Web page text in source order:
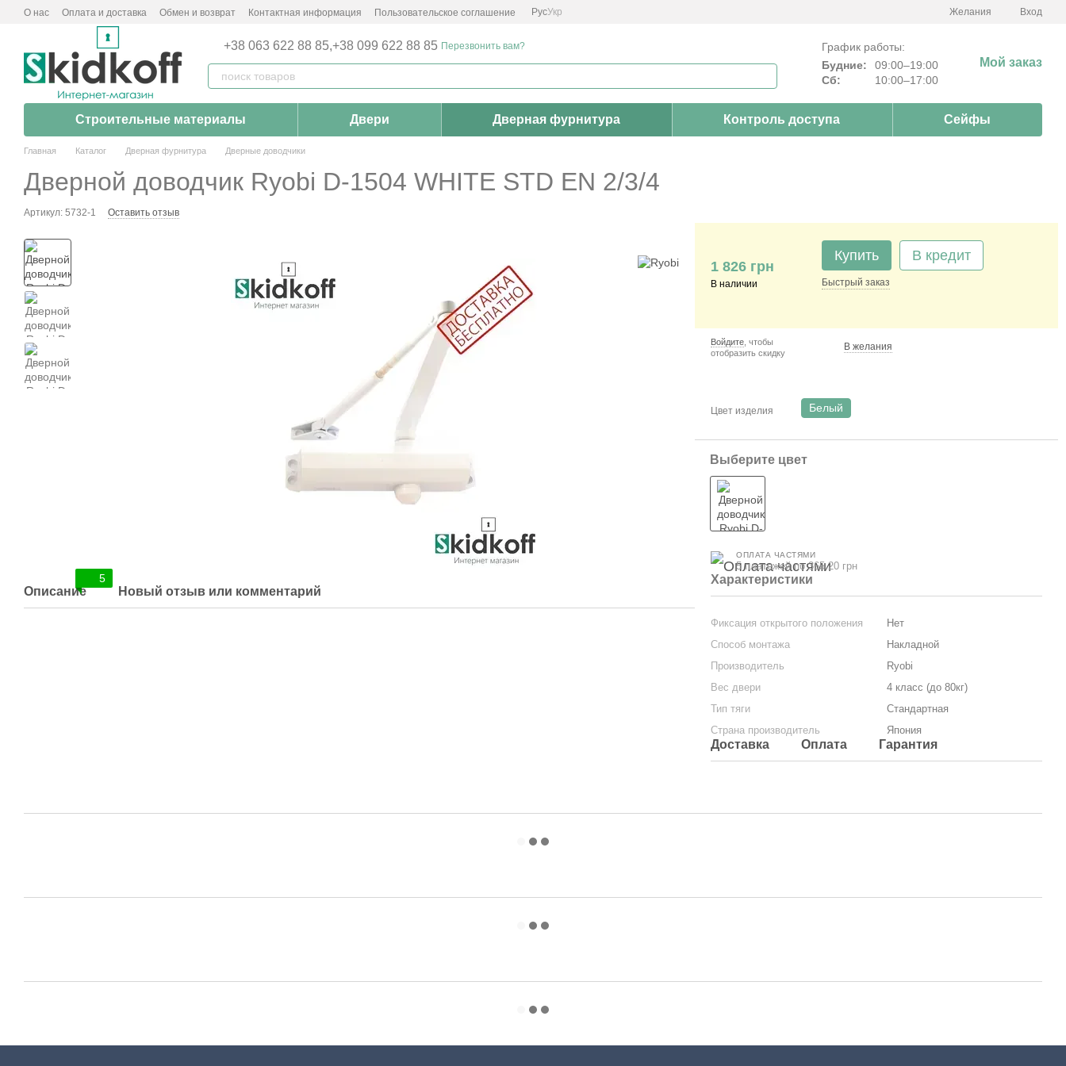
Перейти к основному контенту
О нас Оплата и доставка Обмен и возврат Контактная информация Пользовательское соглашение РусУкр Желания Вход
+38 063 622 88 85,+38 099 622 88 85 Перезвонить вам?
График работы:
Будние:
09:00–19:00
Сб:
10:00–17:00
Мой заказ
Строительные материалы Двери Дверная фурнитура Контроль доступа Сейфы
Главная Каталог Дверная фурнитура Дверные доводчики
Дверной доводчик Ryobi D-1504 WHITE STD EN 2/3/4
Артикул: 5732-1 Оставить отзыв
5
Описание Новый отзыв или комментарий
1 826 грн
В наличии
Купить В кредит
Быстрый заказ
Войдите , чтобы
отобразить скидку
В желания
Цвет изделия Белый
Выберите цвет
ОПЛАТА ЧАСТЯМИ
5 платежей по 365.20 грн
Характеристики
Фиксация открытого положения
Нет
Способ монтажа
Накладной
Производитель
Ryobi
Вес двери
4 класс (до 80кг)
Тип тяги
Стандартная
Страна производитель
Япония
Доставка Оплата Гарантия